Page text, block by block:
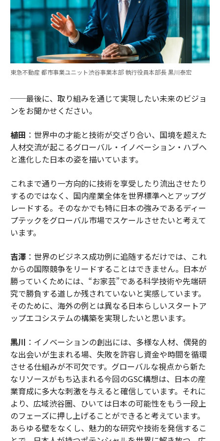
東急不動産 都市事業ユニット渋谷事業本部 執行役員本部長 黒川泰宏
──最後に、取り組みを通じて実現したい未来のビジョ
ンをお聞かせください。
植田 ：世界中の才能と技術が交ざり合い、国境を超えた
人材交流が起こるグローバル・イノベーション・ハブへ
と進化した日本の姿を描いています。
これまで通り一方向的に技術を享受したり流出させたり
するのではなく、国内産業全体を世界標準へとアップグ
レードする。そのなかでも特に日本の強みであるディー
プテックをグローバル市場でスケールさせたいと考えて
います。
吉澤：世界のビジネス成功例に追随するだけでは、これ
からの国際競争をリードすることはできません。日本が
勝っていくためには、“お家芸”である科学技術や先端研
究で勝負する道しか残されていないと実感しています。
そのために、海外の例とは異なる日本らしいスタートア
ップエコシステムの構築を実現したいと思います。
黒川 ：イノベーションの創出には、多様な人材、偶発的
な出会いが生まれる場、失敗を許容し資金や時間を循環
させる仕組みが不可欠です。グローバルな視点から新た
なリソースがもち込まれる今回のGSC構想は、日本の産
業育成に多大な刺激を与えると確信しています。それに
より、広域渋谷圏、ひいては日本の可能性をもう一段上
のフェーズに押し上げることができると考えています。
あらゆる壁をなくし、魅力的な研究や技術を発信するこ